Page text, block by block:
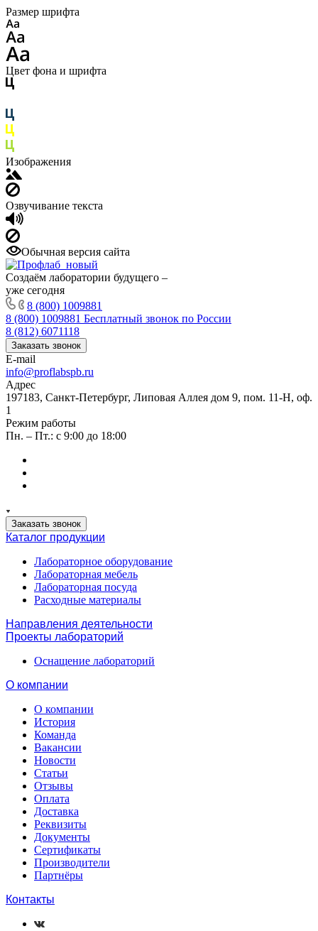
Размер шрифта
Цвет фона и шрифта
Изображения
Озвучивание текста
Обычная версия сайта
Создаём лаборатории будущего –
уже сегодня
8 (800) 1009881
8 (800) 1009881 Бесплатный звонок по России
8 (812) 6071118
Заказать звонок
E-mail
info@proflabspb.ru
Адрес
197183, Санкт-Петербург, Липовая Аллея дом 9, пом. 11-Н, оф.
1
Режим работы
Пн. – Пт.: с 9:00 до 18:00
Заказать звонок
Каталог продукции
Лабораторное оборудование
Лабораторная мебель
Лабораторная посуда
Расходные материалы
Направления деятельности
Проекты лабораторий
Оснащение лабораторий
О компании
О компании
История
Команда
Вакансии
Новости
Статьи
Отзывы
Оплата
Доставка
Реквизиты
Документы
Сертификаты
Производители
Партнёры
Контакты